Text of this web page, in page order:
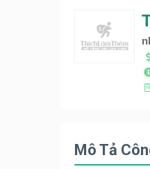
Mô Tả